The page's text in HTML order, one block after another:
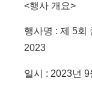
<행사 개요>
행사명 : 제 5회
2023
일시 : 2023년